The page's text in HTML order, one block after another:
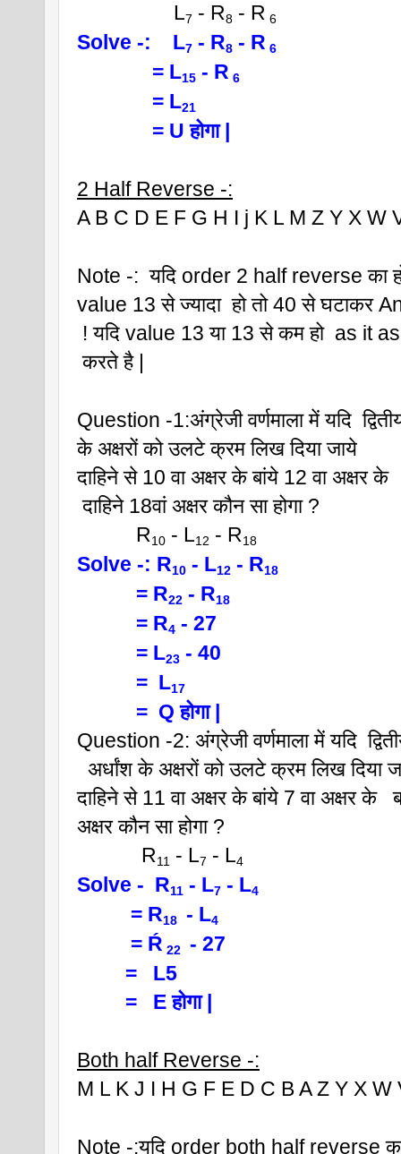
L7 - R8 - R 6
Solve -:    L7 - R8 - R 6
= L15 - R 6
= L21
= U होगा |
2 Half Reverse -:
A B C D E F G H I j K L M Z Y X W
Note -:  यदि order 2 half reverse का
value 13 से ज्यादा  हो तो 40 से घटाकर
! यदि value 13 या 13 से कम हो  as it
करते है |
Question -1:अंग्रेजी वर्णमाला में यदि
के अक्षरों को उलटे क्रम लिख दिया जाये
दाहिने से 10 वा अक्षर के बांये 12 वा अक्षर के
दाहिने 18वां अक्षर कौन सा होगा ?
R10 - L12 - R18
Solve -: R10 - L12 - R18
= R22 - R18
= R4 - 27
= L23 - 40
=  L17
=  Q होगा |
Question -2: अंग्रेजी वर्णमाला में यदि
अर्धांश के अक्षरों को उलटे क्रम लिख दिया
दाहिने से 11 वा अक्षर के बांये 7 वा अक्षर के
अक्षर कौन सा होगा ?
R11 - L7 - L4
Solve -  R11 - L7 - L4
= R18 - L4
= Ŕ 22
- 27
=   L5
=   E होगा |
Both half Reverse -:
M L K J I H G F E D C B A Z Y X
Note -:यदि order both half reverse